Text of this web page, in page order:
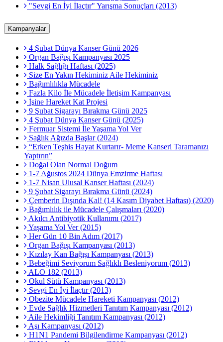
"Sevgi En İyi İlaçtır" Yarışma Sonuçları (2013)
Kampanyalar
4 Şubat Dünya Kanser Günü 2026
Organ Bağışı Kampanyası 2025
Halk Sağlığı Haftası (2025)
Size En Yakın Hekiminiz Aile Hekiminiz
Bağımlılıkla Mücadele
Fazla Kilo İle Mücadele İletişim Kampanyası
İşine Hareket Kat Projesi
9 Şubat Sigarayı Bırakma Günü 2025
4 Şubat Dünya Kanser Günü (2025)
Fermuar Sistemi İle Yaşama Yol Ver
Sağlık Ağızda Başlar (2024)
“Erken Teşhis Hayat Kurtarır- Meme Kanseri Taramanızı
Yaptırın”
Doğal Olan Normal Doğum
1-7 Ağustos 2024 Dünya Emzirme Haftası
1-7 Nisan Ulusal Kanser Haftası (2024)
9 Şubat Sigarayı Bırakma Günü (2024)
Çemberin Dışında Kal! (14 Kasım Diyabet Haftası) (2020)
Bağımlılık ile Mücadele Çalışmaları (2020)
Akılcı Antibiyotik Kullanımı (2017)
Yaşama Yol Ver (2015)
Her Gün 10 Bin Adım (2017)
Organ Bağışı Kampanyası (2013)
Kızılay Kan Bağışı Kampanyası (2013)
Bebeğimi Seviyorum Sağlıklı Besleniyorum (2013)
ALO 182 (2013)
Okul Sütü Kampanyası (2013)
Sevgi En İyi İlaçtır (2013)
Obezite Mücadele Hareketi Kampanyası (2012)
Evde Sağlık Hizmetleri Tanıtım Kampanyası (2012)
Aile Hekimliği Tanıtım Kampanyası (2012)
Aşı Kampanyası (2012)
H1N1 Pandemi Bilgilendirme Kampanyası (2012)